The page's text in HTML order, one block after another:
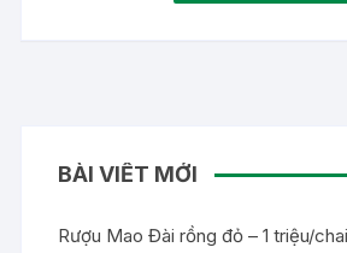
BÀI VIẾT MỚI
Rượu Mao Đài rồng đỏ – 1 triệu/